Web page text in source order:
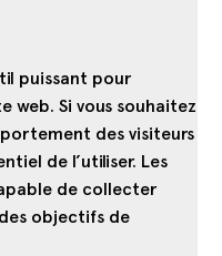
puissant pour
web. Si vous souhaitez
des visiteurs
de l’utiliser. Les
de collecter
objectifs de